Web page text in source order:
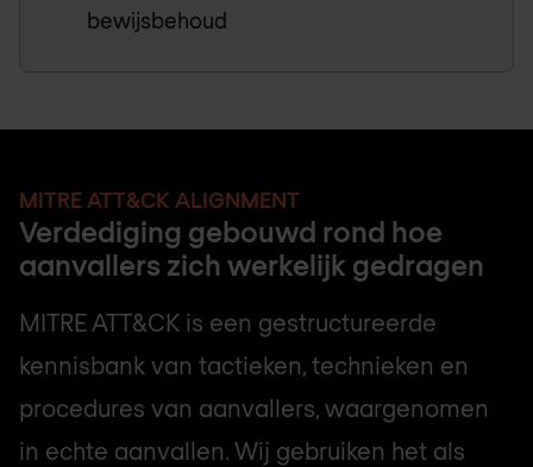
bewijsbehoud
MITRE ATT&CK ALIGNMENT
Verdediging gebouwd rond hoe
aanvallers zich werkelijk gedragen
MITRE ATT&CK is een gestructureerde
kennisbank van tactieken, technieken en
procedures van aanvallers, waargenomen
in echte aanvallen. Wij gebruiken het als